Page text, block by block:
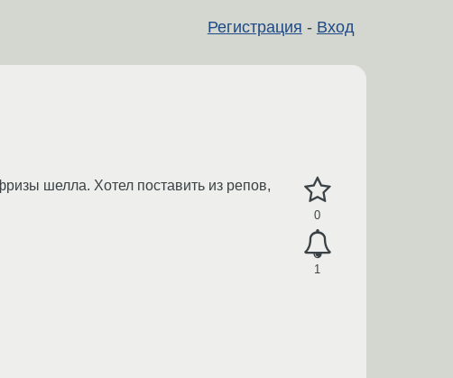
Регистрация - Вход
0
1
шелла. Хотел поставить из репов,